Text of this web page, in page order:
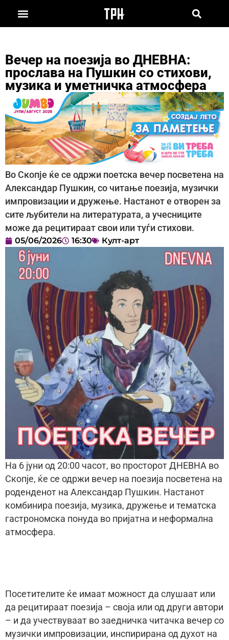
Вечер на поезија во ДНЕВНА:
прослава на Пушкин со стихови,
музика и уметничка атмосфера
Во Скопје ќе се одржи поетска вечер посветена на
Александар Пушкин, со читање поезија, музички
импровизации и дружење. Настанот е отворен за
сите љубители на литературата, а учесниците
може да рецитираат свои или туѓи стихови.
05/06/2026 16:30 Култ-арт
На 6 јуни од 20:00 часот, во просторот ДНЕВНА во
Скопје, ќе се одржи вечер на поезија посветена на
роденденот на Александар Пушкин. Настанот
комбинира поезија, музика, дружење и тематска
гастрономска понуда во пријатна и неформална
атмосфера.
Посетителите ќе имаат можност да слушаат или
да рецитираат поезија – своја или од други автори
– и да учествуваат во заедничка читачка вечер со
музички импровизации, инспирирана од духот на